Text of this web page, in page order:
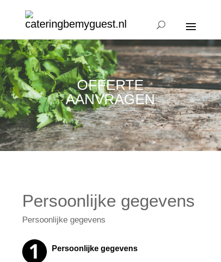
OFFERTE
AANVRAGEN
Persoonlijke gegevens
Persoonlijke gegevens
Bestelling
Bestelling
Opmerking
Opmerking
Persoonlijke gegevens